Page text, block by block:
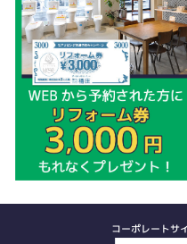
コーポレートサ